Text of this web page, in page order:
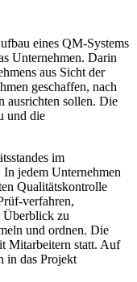
eines QM-Systems
Unternehmen. Darin
aus Sicht der
geschaffen, nach
ausrichten sollen. Die
und die
im
jedem Unternehmen
Qualitätskontrolle
verfahren,
Überblick zu
und ordnen. Die
Mitarbeitern statt. Auf
in das Projekt